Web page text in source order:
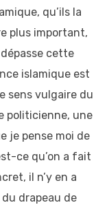
qu’ils la
plus important,
cette
islamique est
sens vulgaire du
politicienne, une
je pense moi de
ce qu’on a fait
il n’y en a
drapeau de